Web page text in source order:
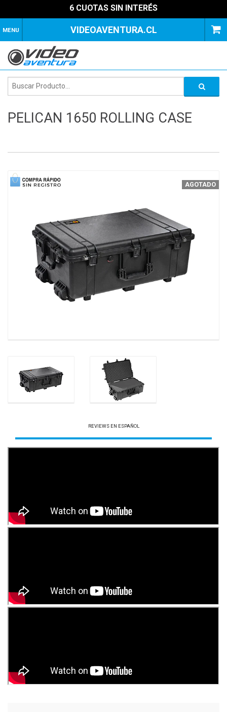
6 CUOTAS SIN INTERÉS
MENU VIDEOAVENTURA.CL
PELICAN 1650 ROLLING CASE
AGOTADO
1 of 2
REVIEWS EN ESPAÑOL